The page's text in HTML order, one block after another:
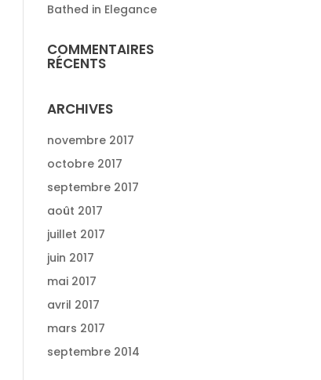
Bathed in Elegance
COMMENTAIRES
RÉCENTS
ARCHIVES
novembre 2017
octobre 2017
septembre 2017
août 2017
juillet 2017
juin 2017
mai 2017
avril 2017
mars 2017
septembre 2014